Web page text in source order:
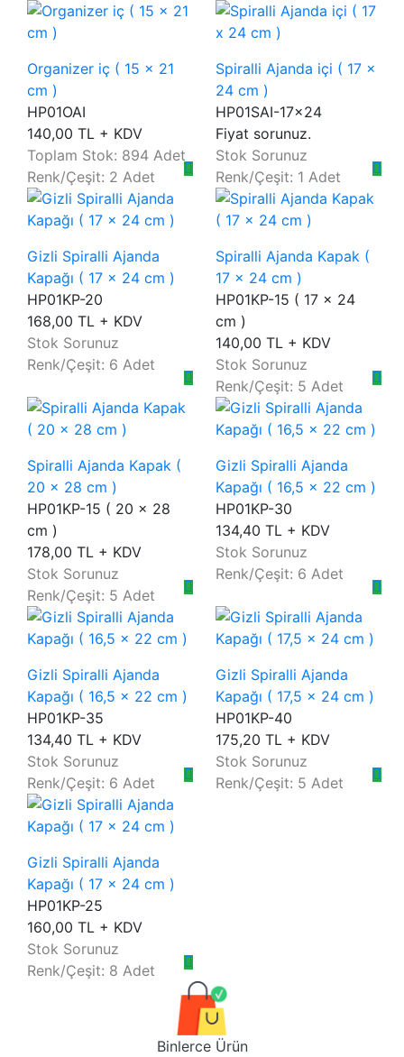
Organizer iç ( 15 x 21
cm )
HP01OAI
140,00 TL + KDV
Toplam Stok: 894 Adet
Renk/Çeşit: 2 Adet
Spiralli Ajanda içi ( 17 x
24 cm )
HP01SAI-17x24
Fiyat sorunuz.
Stok Sorunuz
Renk/Çeşit: 1 Adet
Gizli Spiralli Ajanda
Kapağı ( 17 x 24 cm )
HP01KP-20
168,00 TL + KDV
Stok Sorunuz
Renk/Çeşit: 6 Adet
Spiralli Ajanda Kapak (
17 x 24 cm )
HP01KP-15 ( 17 x 24
cm )
140,00 TL + KDV
Stok Sorunuz
Renk/Çeşit: 5 Adet
Spiralli Ajanda Kapak (
20 x 28 cm )
HP01KP-15 ( 20 x 28
cm )
178,00 TL + KDV
Stok Sorunuz
Renk/Çeşit: 5 Adet
Gizli Spiralli Ajanda
Kapağı ( 16,5 x 22 cm )
HP01KP-30
134,40 TL + KDV
Stok Sorunuz
Renk/Çeşit: 6 Adet
Gizli Spiralli Ajanda
Kapağı ( 16,5 x 22 cm )
HP01KP-35
134,40 TL + KDV
Stok Sorunuz
Renk/Çeşit: 6 Adet
Gizli Spiralli Ajanda
Kapağı ( 17,5 x 24 cm )
HP01KP-40
175,20 TL + KDV
Stok Sorunuz
Renk/Çeşit: 5 Adet
Gizli Spiralli Ajanda
Kapağı ( 17 x 24 cm )
HP01KP-25
160,00 TL + KDV
Stok Sorunuz
Renk/Çeşit: 8 Adet
Binlerce Ürün